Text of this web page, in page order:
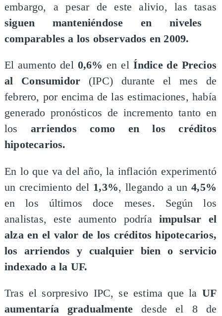
embargo, a pesar de este alivio, las tasas
siguen manteniéndose en niveles
comparables a los observados en 2009.
​El aumento del 0,6% en el Índice de Precios
al Consumidor (IPC) durante el mes de
febrero, por encima de las estimaciones, había
generado pronósticos de incremento tanto en
los arriendos como en los créditos
hipotecarios.
​En lo que va del año, la inflación experimentó
un crecimiento del 1,3%, llegando a un4,5%
en los últimos doce meses. Según los
analistas, este aumento podría impulsar el
alza en el valor de los créditos hipotecarios,
los arriendos y cualquier bien o servicio
indexado a la UF.
​Tras el sorpresivo IPC, se estima que la UF
aumentaría gradualmente desde el 8 de